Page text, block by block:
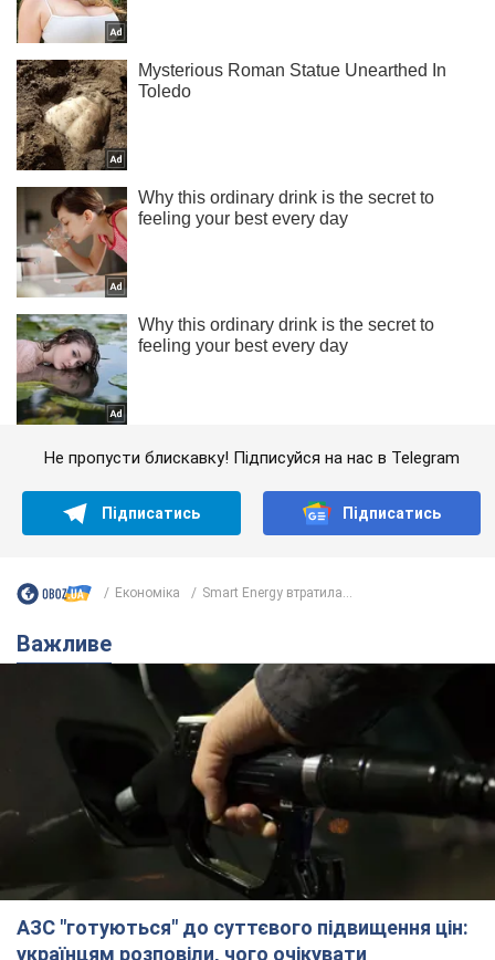
Не пропусти блискавку! Підписуйся на нас в Telegram
Підписатись Підписатись
Економіка Smart Energy втратила...
Важливе
АЗС "готуються" до суттєвого підвищення цін:
українцям розповіли, чого очікувати